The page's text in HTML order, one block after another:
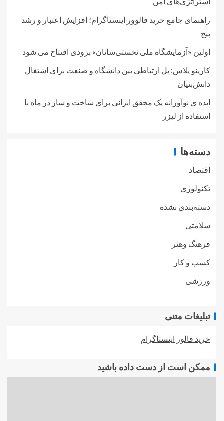
راهنمای جامع خرید فالوور اینستاگرام؛ افزایش اعتبار و رشد
پیج
اولین «آزمایشگاه ملی نخستی‌سانان» بزودی افتتاح می شود
کارینو پلاس: پل ارتباطی بین دانشگاه و صنعت برای اشتغال
دانش‌بنیان
ایده ی نوآورانه یک محقق ایرانی برای ساخت و ساز در ماه با
استفاده از لیزر
دسته‌ها
اقتصاد
تکنولوژی
دسته‌بندی نشده
سلامتی
فرهنگ وهنر
کسب و کار
ورزشی
تبلیغات متنی
خرید فالور اینستاگرام
ممکن است از دست داده باشید